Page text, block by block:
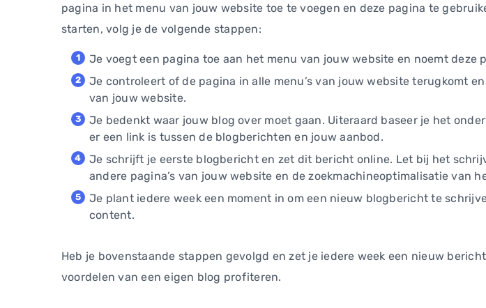
pagina in het menu van jouw website toe te voegen en deze pagina te
starten, volg je de volgende stappen:
Je voegt een pagina toe aan het menu van jouw website en noemt deze
Je controleert of de pagina in alle menu’s van jouw website terugkomt
van jouw website.
Je bedenkt waar jouw blog over moet gaan. Uiteraard baseer je het
er een link is tussen de blogberichten en jouw aanbod.
Je schrijft je eerste blogbericht en zet dit bericht online. Let bij het
andere pagina’s van jouw website en de zoekmachineoptimalisatie van
Je plant iedere week een moment in om een nieuw blogbericht te
content.
Heb je bovenstaande stappen gevolgd en zet je iedere week een nieuw
voordelen van een eigen blog profiteren.